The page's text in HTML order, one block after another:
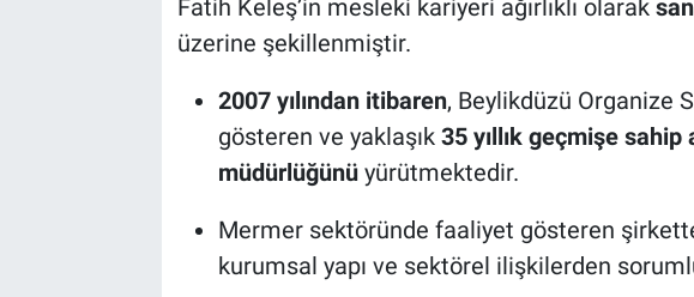
Fatih Keleş’in mesleki kariyeri ağırlıklı olarak
üzerine şekillenmiştir.
2007 yılından itibaren, Beylikdüzü Organize
gösteren ve yaklaşık 35 yıllık geçmişe
müdürlüğünüyürütmektedir.
Mermer sektöründe faaliyet gösteren
kurumsal yapı ve sektörel ilişkilerden